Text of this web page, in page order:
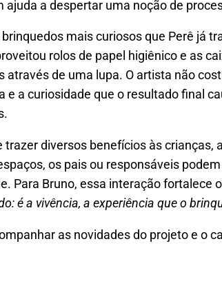
ajuda a despertar uma noção de
brinquedos mais curiosos que Perê já
rolos de papel higiênico e as
através de uma lupa. O artista não
e a curiosidade que o resultado final
trazer diversos benefícios às crianças,
os pais ou responsáveis
Para Bruno, essa interação fortalece
é a vivência, a experiência que o
as novidades do projeto e o